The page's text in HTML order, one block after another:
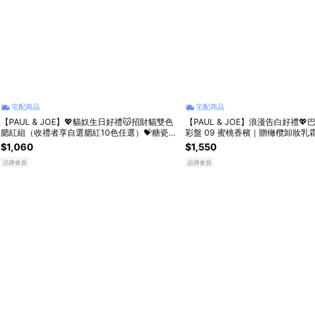
宅配商品
【PAUL & JOE】💖貓奴生日好禮😽招財貓雙色
腮紅組（收禮者享自選腮紅10色任選）💝糖瓷親
親粉底蜜 SPF25 PA++ 5g『LINE禮物獨家組
合』
$1,060
品牌會員
宅配商品
【PAUL & JOE】浪漫告白好禮💖
彩盤 09 蜜桃香檳｜贈橄欖卸妝乳
E禮物獨家組合』
$1,550
品牌會員